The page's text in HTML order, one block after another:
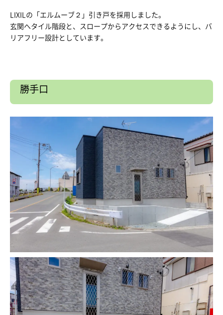
LIXILの「エルムーブ２」引き戸を採用しました。
玄関へタイル階段と、スロープからアクセスできるようにし、バ
リアフリー設計としています。
勝手口